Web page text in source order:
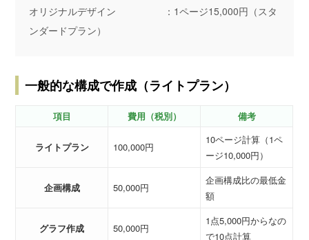
オリジナルデザイン ：1ページ15,000円（スタ
ンダードプラン）
一般的な構成で作成（ライトプラン）
項目 費用（税別） 備考
ライトプラン 100,000円
10ページ計算（1ペ
ージ10,000円）
企画構成 50,000円
企画構成比の最低金
額
グラフ作成 50,000円
1点5,000円からなの
で10点計算